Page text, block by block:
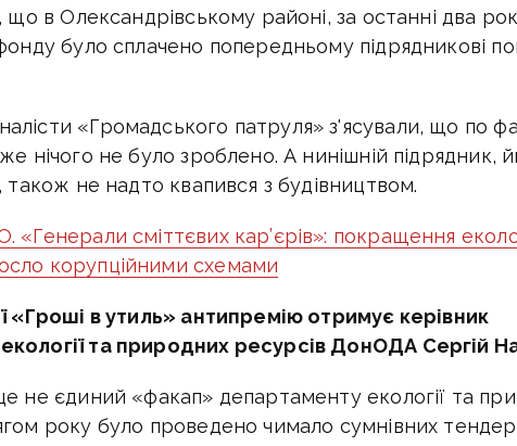
що в Олександрівському районі, за останні два
було сплачено попередньому підрядникові
«Громадського патруля» з'ясували, що по
нічого не було зроблено. А нинішній підрядник,
також не надто квапився з будівництвом.
сміттєвих кар’єрів»: покращення
корупційними схемами
«Гроші в утиль» антипремію отримує керівник
та природних ресурсів ДонОДА Сергій
не єдиний «факап» департаменту екології та
року було проведено чимало сумнівних